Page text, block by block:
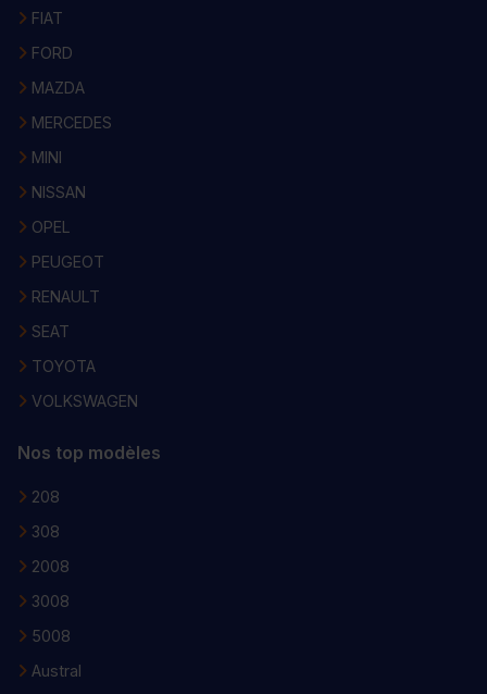
FIAT
FORD
MAZDA
MERCEDES
MINI
NISSAN
OPEL
PEUGEOT
RENAULT
SEAT
TOYOTA
VOLKSWAGEN
Nos top modèles
208
308
2008
3008
5008
Austral